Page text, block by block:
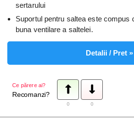
sertarului
Suportul pentru saltea este compus
buna ventilare a saltelei.
Detalii / Pret »
Ce părere ai?
Recomanzi?
0 0